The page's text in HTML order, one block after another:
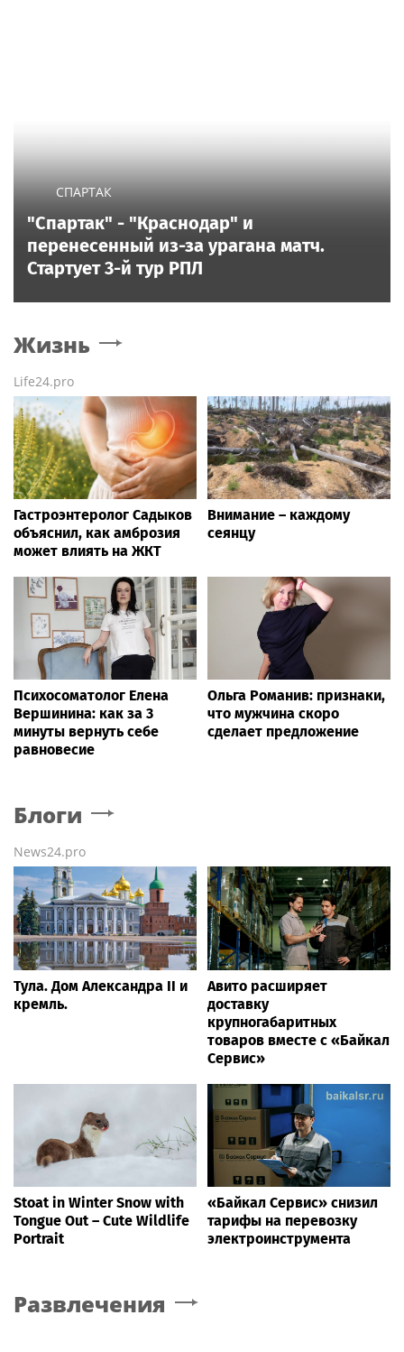
СПАРТАК
"Спартак" - "Краснодар" и
перенесенный из-за урагана матч.
Стартует 3-й тур РПЛ
Жизнь
Life24.pro
Гастроэнтеролог Садыков
объяснил, как амброзия
может влиять на ЖКТ
Внимание – каждому
сеянцу
Психосоматолог Елена
Вершинина: как за 3
минуты вернуть себе
равновесие
Ольга Романив: признаки,
что мужчина скоро
сделает предложение
Блоги
News24.pro
Тула. Дом Александра II и
кремль.
Авито расширяет
доставку
крупногабаритных
товаров вместе с «Байкал
Сервис»
Stoat in Winter Snow with
Tongue Out – Cute Wildlife
Portrait
«Байкал Сервис» снизил
тарифы на перевозку
электроинструмента
Развлечения